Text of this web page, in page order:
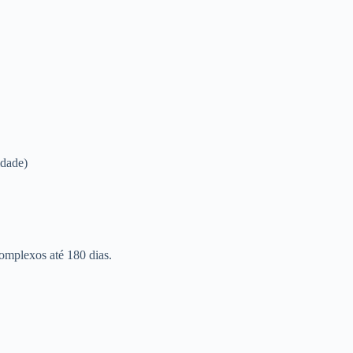
até 180 dias.